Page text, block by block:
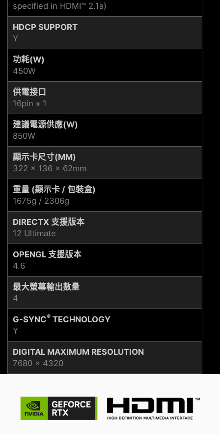
specified in HDMI™ 2.1a)
HDCP SUPPORT
Y
功耗(W)
450W
供電接口
16pin x 1
建議電源供應(W)
850W
顯示卡尺寸(MM)
322 x 136 x 62mm
重量 (顯示卡 / 包裝盒)
1675g / 2306g
DIRECTX 支援版本
12 Ultimate
OPENGL 支援版本
4.6
最大螢幕輸出數量
4
G-SYNC® TECHNOLOGY
Y
DIGITAL MAXIMUM RESOLUTION
7680 x 4320